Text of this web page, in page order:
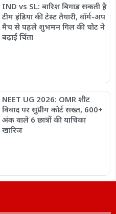
IND vs SL: बारिश बिगाड़ सकती है
टीम इंडिया की टेस्ट तैयारी, वॉर्म-अप
मैच से पहले शुभमन गिल की चोट ने
बढ़ाई चिंता
NEET UG 2026: OMR शीट
विवाद पर सुप्रीम कोर्ट सख्त, 600+
अंक वाले 6 छात्रों की याचिका
खारिज